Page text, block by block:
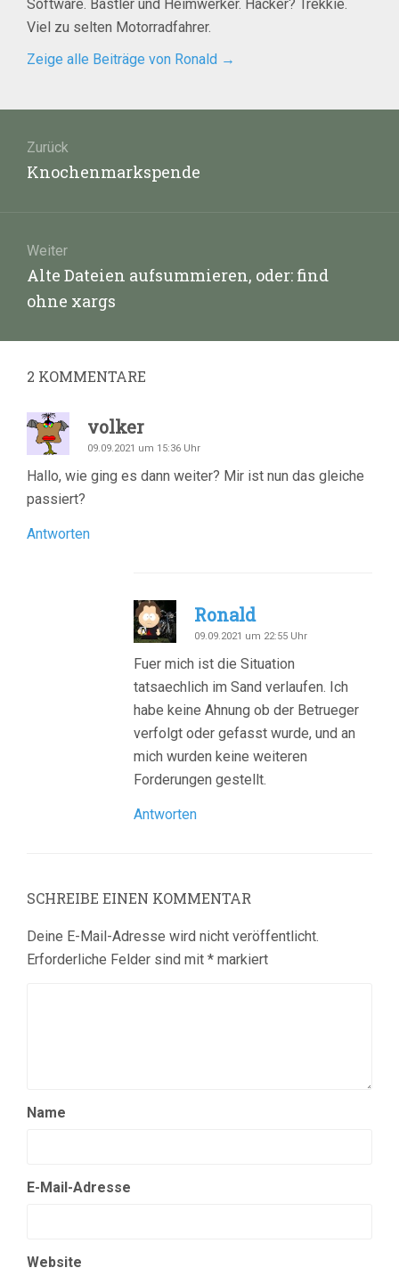
Software. Bastler und Heimwerker. Hacker? Trekkie.
Viel zu selten Motorradfahrer.
Zeige alle Beiträge von Ronald →
Zurück
Vorheriger
Knochenmarkspende
Weiter
Nächster
Beitrag:
Alte Dateien aufsummieren, oder: find
ohne xargs
2 KOMMENTARE
volker
09.09.2021 um 15:36 Uhr
Hallo, wie ging es dann weiter? Mir ist nun das gleiche
passiert?
Antworten
Ronald
09.09.2021 um 22:55 Uhr
Fuer mich ist die Situation
tatsaechlich im Sand verlaufen. Ich
habe keine Ahnung ob der Betrueger
verfolgt oder gefasst wurde, und an
mich wurden keine weiteren
Forderungen gestellt.
Antworten
SCHREIBE EINEN KOMMENTAR
Deine E-Mail-Adresse wird nicht veröffentlicht.
Erforderliche Felder sind mit * markiert
Name
E-Mail-Adresse
Website